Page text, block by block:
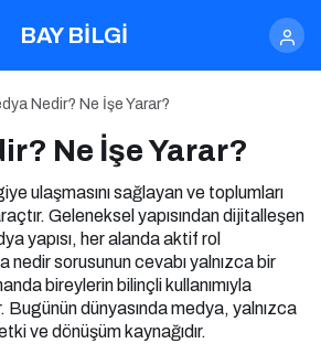
BAY BİLGİ
Nedir? Ne İşe Yarar?
Ne İşe Yarar?
ulaşmasını sağlayan ve toplumları
Geleneksel yapısından dijitalleşen
yapısı, her alanda aktif rol
nedir sorusunun cevabı yalnızca bir
bireylerin bilinçli kullanımıyla
Bugünün dünyasında medya, yalnızca
ve dönüşüm kaynağıdır.
Ne İşe Yarar?